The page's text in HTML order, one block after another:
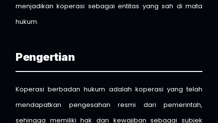
menjadikan koperasi sebagai entitas yang sah di mata
hukum.
Pengertian
Koperasi berbadan hukum adalah koperasi yang telah
mendapatkan pengesahan resmi dari pemerintah,
sehingga memiliki hak dan kewajiban sebagai subjek